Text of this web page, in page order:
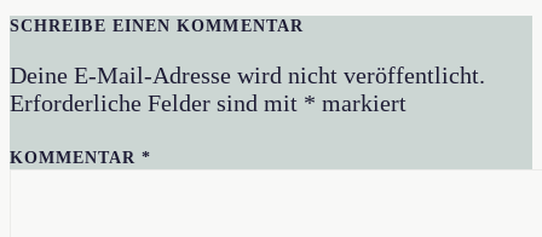
SCHREIBE EINEN KOMMENTAR
Deine E-Mail-Adresse wird nicht veröffentlicht.
Erforderliche Felder sind mit * markiert
KOMMENTAR*